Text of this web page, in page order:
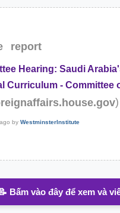
report
Hearing: Saudi
Curriculum - Committee
)
byWestminsterInstitute
📝 Bấm vào đây để xem và